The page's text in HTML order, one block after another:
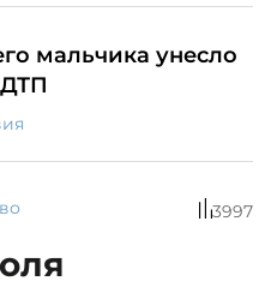
мальчика унесло
3997